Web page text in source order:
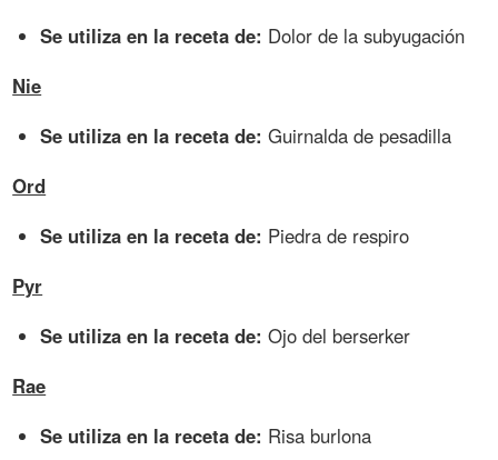
Se utiliza en la receta de: Dolor de la subyugación
Nie
Se utiliza en la receta de: Guirnalda de pesadilla
Ord
Se utiliza en la receta de: Piedra de respiro
Pyr
Se utiliza en la receta de: Ojo del berserker
Rae
Se utiliza en la receta de: Risa burlona